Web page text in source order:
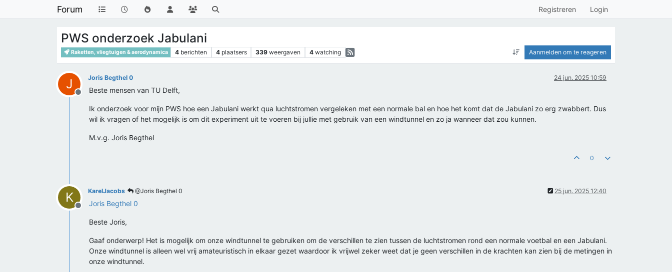
Forum Registreren Login
PWS onderzoek Jabulani
Raketten, vliegtuigen & aerodynamica 4 berichten 4 plaatsers 339 weergaven 4 watching Aanmelden om te reageren
J
Offline
Joris Begthel 0 24 jun. 2025 10:59
Beste mensen van TU Delft,
Ik onderzoek voor mijn PWS hoe een Jabulani werkt qua luchtstromen vergeleken met een normale bal en hoe het komt dat de Jabulani zo erg zwabbert. Dus
wil ik vragen of het mogelijk is om dit experiment uit te voeren bij jullie met gebruik van een windtunnel en zo ja wanneer dat zou kunnen.
M.v.g. Joris Begthel
0
K
Offline
KarelJacobs @Joris Begthel 0 25 jun. 2025 12:40
Joris Begthel 0
Beste Joris,
Gaaf onderwerp! Het is mogelijk om onze windtunnel te gebruiken om de verschillen te zien tussen de luchtstromen rond een normale voetbal en een Jabulani.
Onze windtunnel is alleen wel vrij amateuristisch in elkaar gezet waardoor ik vrijwel zeker weet dat je geen verschillen in de krachten kan zien bij de metingen in
onze windtunnel.